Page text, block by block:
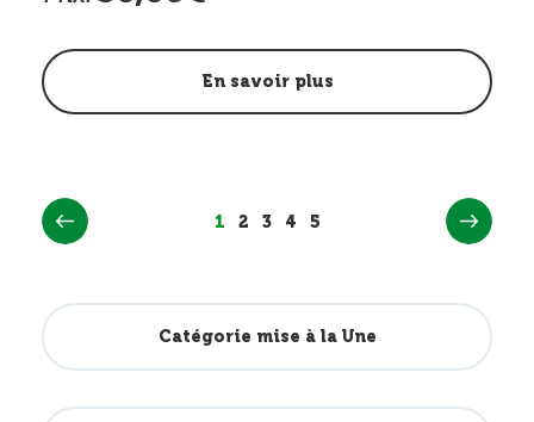
En savoir plus
1 2 3 4 5
Catégorie mise à la Une